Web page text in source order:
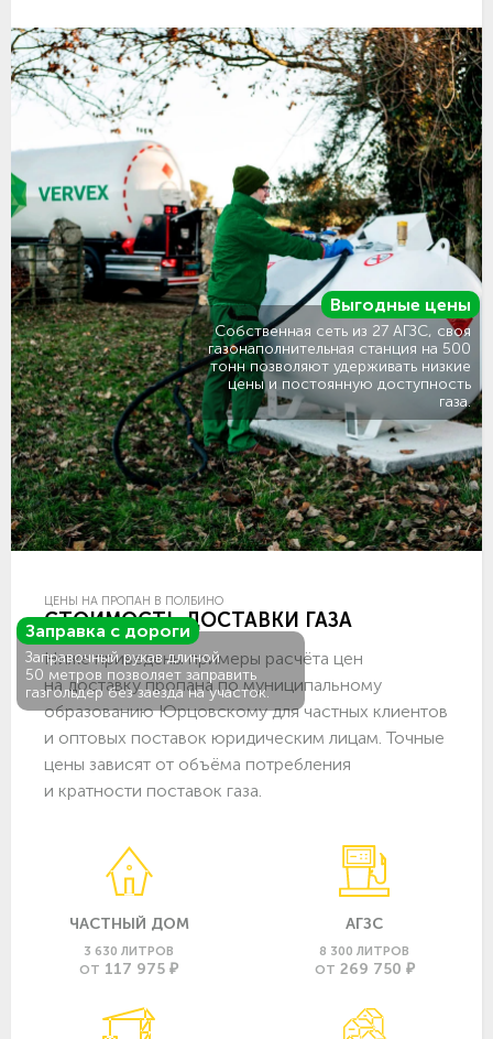
Заправка с дороги
Заправочный рукав длиной
50 метров позволяет заправить
газгольдер без заезда на участок.
Выгодные цены
Собственная сеть из 27 АГЗС, своя
газонаполнительная станция на 500
тонн позволяют удерживать низкие
цены и постоянную доступность
газа.
ЦЕНЫ НА ПРОПАН В ПОЛБИНО
СТОИМОСТЬ ДОСТАВКИ ГАЗА
Ниже приведены примеры расчёта цен
на доставку пропана по муниципальному
образованию Юрцовскому для частных клиентов
и оптовых поставок юридическим лицам. Точные
цены зависят от объёма потребления
и кратности поставок газа.
ЧАСТНЫЙ ДОМ
3 630 ЛИТРОВ
ОТ 117 975 ₽
АГЗС
8 300 ЛИТРОВ
ОТ 269 750 ₽